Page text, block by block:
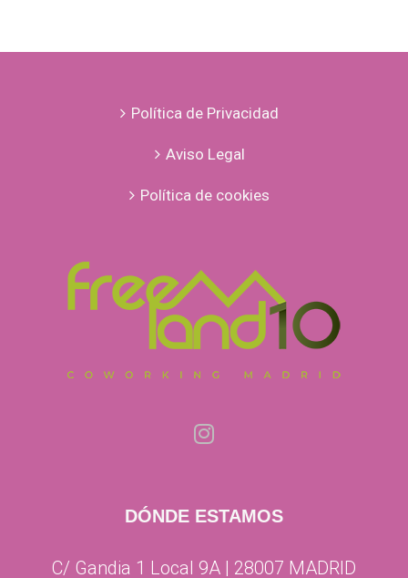
Política de Privacidad
Aviso Legal
Política de cookies
DÓNDE ESTAMOS
C/ Gandia 1 Local 9A | 28007 MADRID